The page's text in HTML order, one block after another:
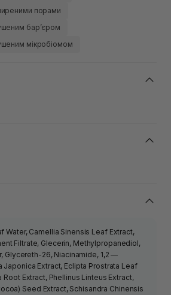
порами
барʼєром
мікробіомом
Water, Camellia Sinensis Leaf Extract,
Filtrate, Glecerin, Methylpropanediol,
Glycereth-26, Niacinamide, 1,2 —
Japonica Extract, Eclipta Prostrata Leaf
Root Extract, Phellinus Linteus Extract,
Seed Extract, Schisandra Chinensis